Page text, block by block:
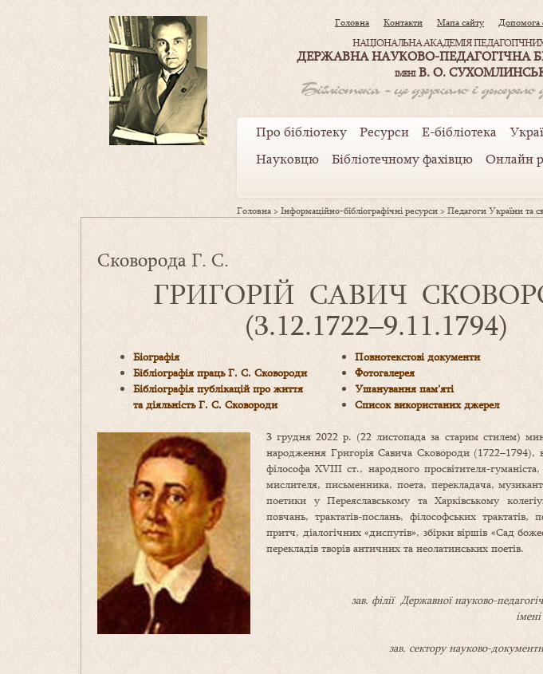
Головна Контакти Мапа сайту Допомога
НАЦІОНАЛЬНА АКАДЕМІЯ
ДЕРЖАВНА НАУКОВО-ПЕДАГОГІЧНА
ІМЕНІВ. О.
Про бібліотеку Ресурси Е-бібліотека
Науковцю
Бібліотечному фахівцю Онлайн
Головна >Інформаційно-бібліографічні ресурси >Педагоги України та
Сковорода Г. С.
ГРИГОРІЙ САВИЧ
(3.12.1722–9.11.1794)
Біографія
Бібліографія праць Г. С. Сковороди
Бібліографія публікацій про життя
та діяльність Г. С. Сковороди
Повнотекстові документи
Фотогалерея
Ушанування пам’яті
Список використаних джерел
3 грудня 2022 р. (22 листопада за старим стилем)
народження Григорія Савича Сковороди (1722–1794),
філософа ХVІІІ ст., народного просвітителя-
мислителя, письменника, поета, перекладача,
поетики у Переяславському та Харківському
повчань, трактатів-послань, філософських трактатів,
притч, діалогічних «диспутів», збірки віршів «Сад
перекладів творів античних та неолатинських поетів.
зав. філії Державної науково-
зав. сектору науково-